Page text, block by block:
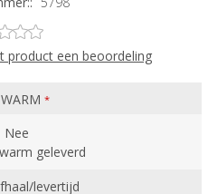
product een beoordeling
*
Nee
geleverd
levertijd